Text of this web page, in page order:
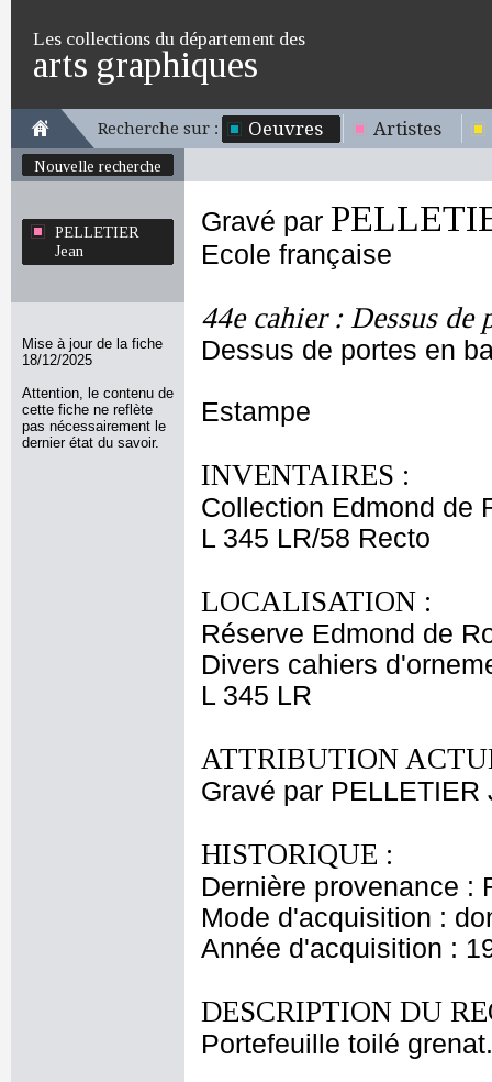
Les collections du département des
arts graphiques
Recherche sur : Oeuvres Artistes
Nouvelle recherche
PELLETIER
Jean
Mise à jour de la fiche
18/12/2025
Attention, le contenu de
cette fiche ne reflète
pas nécessairement le
dernier état du savoir.
Gravé par
Ecole française
44e cahier : Dessus de
Dessus de portes en
Estampe
INVENTAIRES :
Collection Edmond de
L 345 LR/58 Recto
LOCALISATION :
Réserve Edmond de
Divers cahiers
L 345 LR
ATTRIBUTION
Gravé par PELLETIER
HISTORIQUE :
Dernière provenance :
Mode d'acquisition :
Année d'acquisition :
DESCRIPTION DU
Portefeuille toilé grenat.